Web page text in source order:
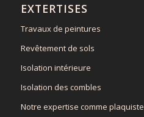
EXTERTISES
Travaux de peintures
Revêtement de sols
Isolation intérieure
Isolation des combles
Notre expertise comme plaquiste